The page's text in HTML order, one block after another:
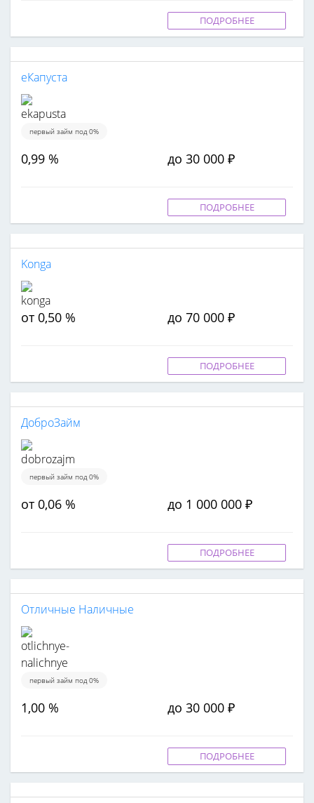
ПОДРОБНЕЕ
еКапуста
первый займ под 0%
0,99 % до 30 000 ₽
ПОДРОБНЕЕ
Konga
от 0,50 % до 70 000 ₽
ПОДРОБНЕЕ
ДоброЗайм
первый займ под 0%
от 0,06 % до 1 000 000 ₽
ПОДРОБНЕЕ
Отличные Наличные
первый займ под 0%
1,00 % до 30 000 ₽
ПОДРОБНЕЕ